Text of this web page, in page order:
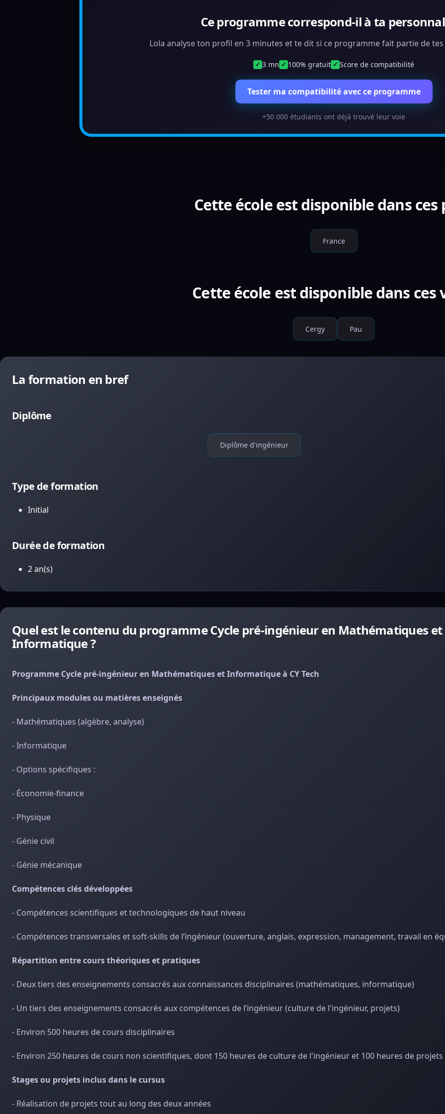
Ce programme correspond-il à ta
Lola analyse ton profil en 3 minutes et te dit si ce programme fait partie de tes
✓ 3 mn ✓ 100% gratuit ✓ Score de compatibilité
Tester ma compatibilité avec ce programme
+50 000 étudiants ont déjà trouvé leur voie
Cette école est disponible dans ces
France
Cette école est disponible dans ces
Cergy Pau
La formation en bref
Diplôme
Diplôme d'ingénieur
Type de formation
Initial
Durée de formation
2 an(s)
Quel est le contenu du programme Cycle pré-ingénieur en Mathématiques et
Informatique ?
Programme Cycle pré-ingénieur en Mathématiques et Informatique à CY Tech
Principaux modules ou matières enseignés
- Mathématiques (algèbre, analyse)
- Informatique
- Options spécifiques :
- Économie-finance
- Physique
- Génie civil
- Génie mécanique
Compétences clés développées
- Compétences scientifiques et technologiques de haut niveau
- Compétences transversales et soft-skills de l’ingénieur (ouverture, anglais, expression, management, travail en
Répartition entre cours théoriques et pratiques
- Deux tiers des enseignements consacrés aux connaissances disciplinaires (mathématiques, informatique)
- Un tiers des enseignements consacrés aux compétences de l’ingénieur (culture de l'ingénieur, projets)
- Environ 500 heures de cours disciplinaires
- Environ 250 heures de cours non scientifiques, dont 150 heures de culture de l'ingénieur et 100 heures de projets
Stages ou projets inclus dans le cursus
- Réalisation de projets tout au long des deux années